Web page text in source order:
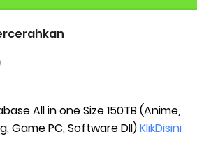
All in one Size 150TB (Anime,
Game PC, Software Dll)KlikDisini